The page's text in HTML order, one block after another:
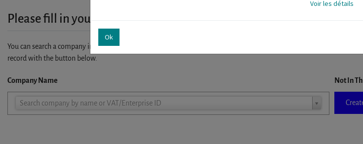
Please fill in your company details
You can search a company in our database by name, VAT or enterprise ID. When a company is selected it will auto-
record with the button below.
Company Name
Search company by name or VAT/Enterprise ID
Company
Not In
Voir les détails
Ok